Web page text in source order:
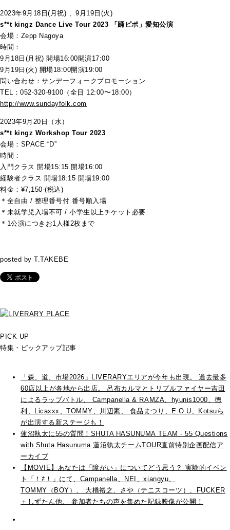
2023年9⽉18⽇(⽉祝) 、9⽉19⽇(⽕)
s**t kingz Dance Live Tour 2023 「踊ピポ」愛知公演
会場：Zepp Nagoya
時間：
9⽉18⽇(⽉祝) 開場16:00開演17:00
9⽉19⽇(⽕) 開場18:00開演19:00
問い合わせ：サンデーフォークプロモーション
TEL：052-320-9100（全⽇ 12:00〜18:00）
http://www.sundayfolk.com
2023年9⽉20⽇（水）
s**t kingz Workshop Tour 2023
会場：SPACE “D”
時間：
⼊⾨クラス 開場15:15 開場16:00
経験者クラス 開場18:15 開場19:00
料金：¥7,150-(税込)
＊全⾃由 / 整理番号付 番号順⼊場
＊未就学児⼊場不可 / ⼩学⽣以上チケット必要
＊1公演につきお1⼈様2枚まで
posted by T.TAKEBE
PICK UP
特集・ピックアップ記事
「森、道、市場2026」LIVERARYエリアが今年も出現。 過去最多
60店以上が各地から出店。 呂布カルマとトリプルファイヤー吉田
によるラップバトル、 Campanella & RAMZA、hyunis1000、徳
利、Licaxxx、TOMMY、川辺素、 食品まつり、E.O.U、Kotsuら
が出演する新ステージも！
蓮沼執太に55の質問！SHUTA HASUNUMA TEAM - 55 Questions
with Shuta Hasunuma 蓮沼執太チームTOUR直前特別企画配信ア
ーカイブ
【MOVIE】あなたは「障がい」についてどう思う？ 実験的イベン
ト「！⇄！」にて、Campanella、NEI、xiangyu、
TOMMY（BOY）、 大橋裕之、さや（テニスコーツ）、FUCKER
＋しずたん他、 参加者たちの声を集めた記録映像が公開！